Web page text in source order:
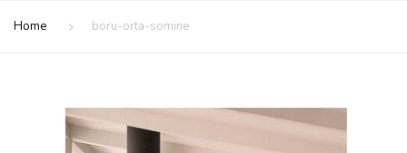
Home boru-orta-somine